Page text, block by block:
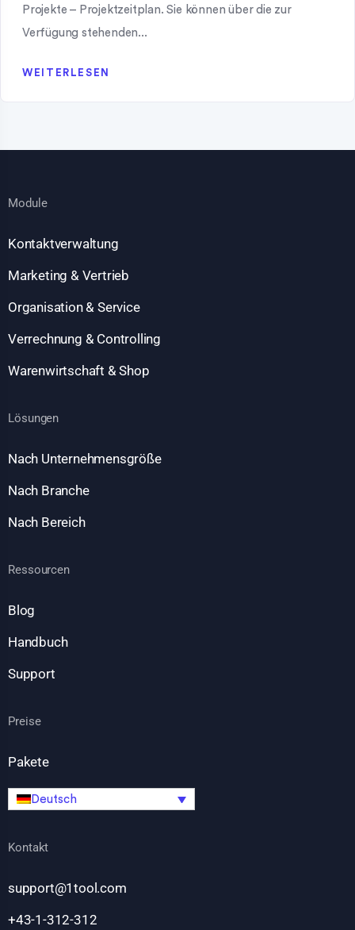
Projekte – Projektzeitplan. Sie können über die zur
Verfügung stehenden...
WEITERLESEN
Module
Kontaktverwaltung
Marketing & Vertrieb
Organisation & Service
Verrechnung & Controlling
Warenwirtschaft & Shop
Lösungen
Nach Unternehmensgröße
Nach Branche
Nach Bereich
Ressourcen
Blog
Handbuch
Support
Preise
Pakete
Deutsch
Kontakt
support@1tool.com
+43-1-312-312